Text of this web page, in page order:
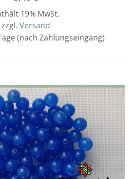
19% MwSt.
zzgl. Versand
(nach Zahlungseingang)